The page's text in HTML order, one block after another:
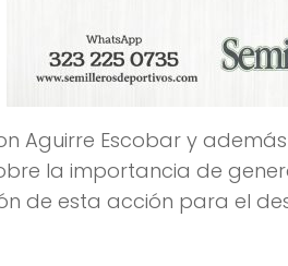
Aguirre Escobar y
la importancia de
de esta acción para el